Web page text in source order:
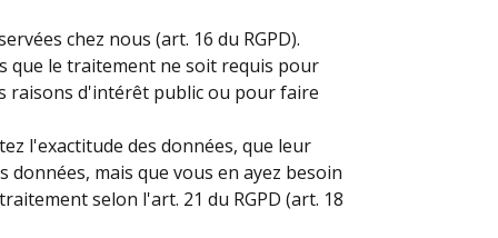
chez nous (art. 16 du RGPD).
que le traitement ne soit requis pour
raisons d'intérêt public ou pour faire
l'exactitude des données, que leur
mais que vous en ayez besoin
selon l'art. 21 du RGPD (art. 18